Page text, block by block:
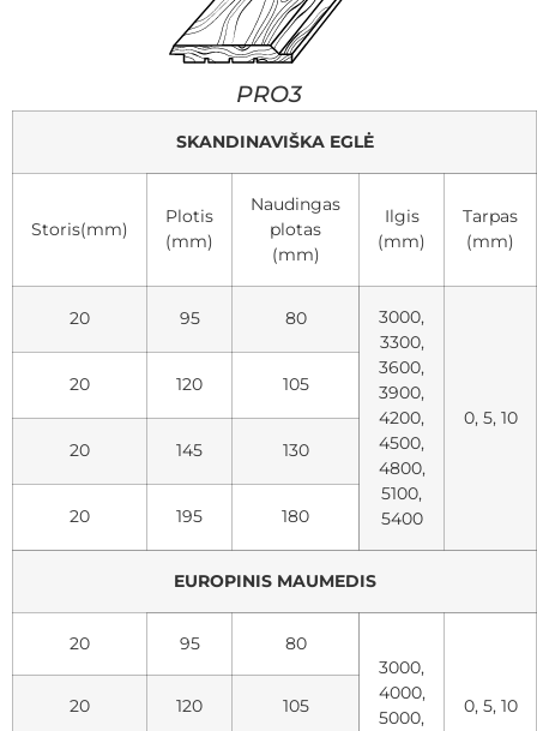
PRO3
SKANDINAVIŠKA EGLĖ
Storis(mm)
Plotis
(mm)
Naudingas
plotas
(mm)
Ilgis
(mm)
Tarpas
(mm)
20 95 80
3000,
3300,
3600,
3900,
4200,
4500,
4800,
5100,
5400
0, 5, 10
20 120 105
20 145 130
20 195 180
EUROPINIS MAUMEDIS
20 95
80
3000,
4000,
5000,
0, 5, 10
20 120 105